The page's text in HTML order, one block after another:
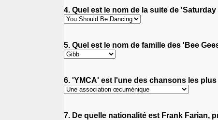
4. Quel est le nom de la suite de
5. Quel est le nom de famille des 'Bee
6. 'YMCA' est l'une des chansons les
7. De quelle nationalité est Frank Farian,